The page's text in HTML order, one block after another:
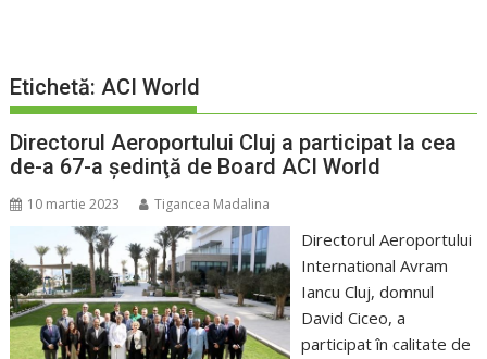
Etichetă:ACI World
Directorul Aeroportului Cluj a participat la cea
de-a 67-a şedinţă de Board ACI World
10 martie 2023 Tigancea Madalina
Directorul Aeroportului
International Avram
Iancu Cluj, domnul
David Ciceo, a
participat în calitate de